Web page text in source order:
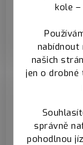
kole
nabídnout
našich
jen o drobné
správně
pohodlnou
Zadní
prodává se
samostatně
K rámu
zakoupit zadní
osu standardu